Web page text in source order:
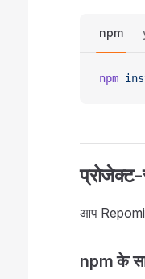
npm
npm
आप
npm के